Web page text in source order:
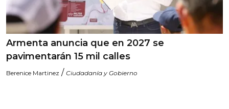
Armenta anuncia que en 2027 se
pavimentarán 15 mil calles
Berenice Martinez / Ciudadanía y Gobierno